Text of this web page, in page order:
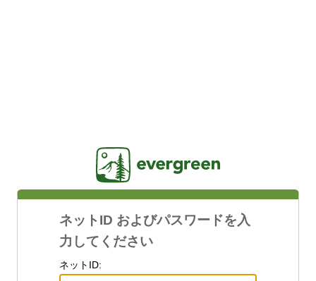
ネットID およびパスワードを入
力してください
ネットID: